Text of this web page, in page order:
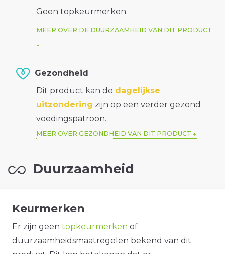
Geen topkeurmerken
MEER OVER DE DUURZAAMHEID VAN DIT PRODUCT
Gezondheid
Dit product kan de dagelijkse
uitzondering zijn op een verder gezond
voedingspatroon.
MEER OVER GEZONDHEID VAN DIT PRODUCT
Duurzaamheid
Keurmerken
Er zijn geen topkeurmerken of
duurzaamheidsmaatregelen bekend van dit